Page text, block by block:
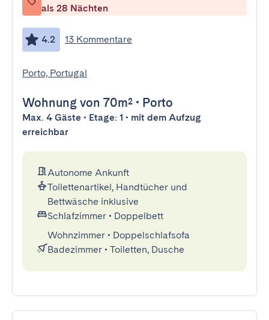
als 28 Nächten
4.2 13 Kommentare
Porto, Portugal
Wohnung von 70m² • Porto
Max. 4 Gäste • Etage: 1 • mit dem Aufzug
erreichbar
Autonome Ankunft
Toilettenartikel, Handtücher und
Bettwäsche inklusive
Schlafzimmer • Doppelbett
Wohnzimmer • Doppelschlafsofa
Badezimmer • Toiletten, Dusche